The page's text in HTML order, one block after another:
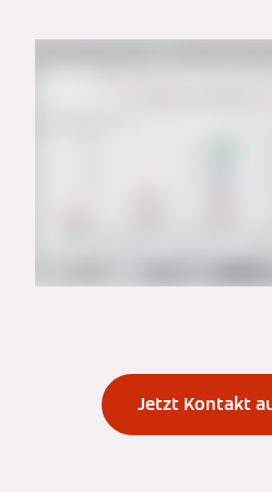
Jetzt Kontakt